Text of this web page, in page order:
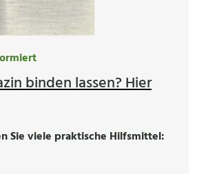
binden lassen? Hier
Sie viele praktische Hilfsmittel: